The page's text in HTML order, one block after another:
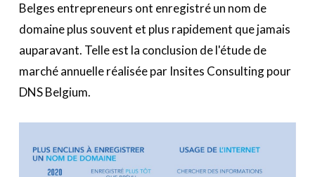
Belges entrepreneurs ont enregistré un nom de
domaine plus souvent et plus rapidement que jamais
auparavant. Telle est la conclusion de l'étude de
marché annuelle réalisée par Insites Consulting pour
DNS Belgium.
Become a member Account